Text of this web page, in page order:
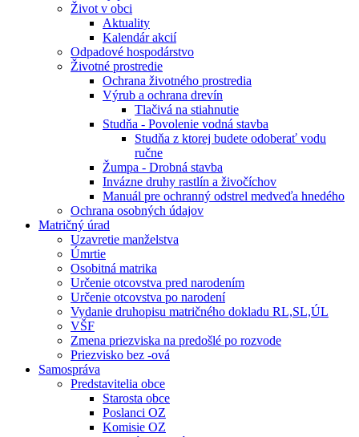
Život v obci
Aktuality
Kalendár akcií
Odpadové hospodárstvo
Životné prostredie
Ochrana životného prostredia
Výrub a ochrana drevín
Tlačivá na stiahnutie
Studňa - Povolenie vodná stavba
Studňa z ktorej budete odoberať vodu
ručne
Žumpa - Drobná stavba
Invázne druhy rastlín a živočíchov
Manuál pre ochranný odstrel medveďa hnedého
Ochrana osobných údajov
Matričný úrad
Uzavretie manželstva
Úmrtie
Osobitná matrika
Určenie otcovstva pred narodením
Určenie otcovstva po narodení
Vydanie druhopisu matričného dokladu RL,SL,ÚL
VŠF
Zmena priezviska na predošlé po rozvode
Priezvisko bez -ová
Samospráva
Predstavitelia obce
Starosta obce
Poslanci OZ
Komisie OZ